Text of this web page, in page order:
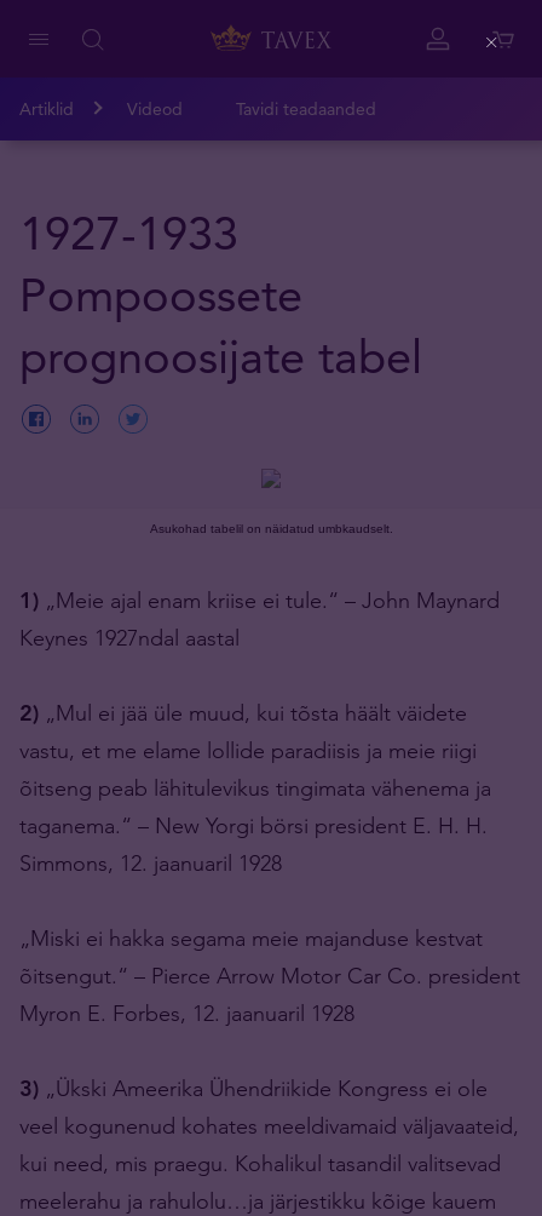
Artiklid Videod Tavidi teadaanded
1927-1933
Pompoossete
prognoosijate tabel
Asukohad tabelil on näidatud umbkaudselt.
1) „Meie ajal enam kriise ei tule.“ – John Maynard
Keynes 1927ndal aastal
2) „Mul ei jää üle muud, kui tõsta häält väidete
vastu, et me elame lollide paradiisis ja meie riigi
õitseng peab lähitulevikus tingimata vähenema ja
taganema.“ – New Yorgi börsi president E. H. H.
Simmons, 12. jaanuaril 1928
„Miski ei hakka segama meie majanduse kestvat
õitsengut.“ – Pierce Arrow Motor Car Co. president
Myron E. Forbes, 12. jaanuaril 1928
3) „Ükski Ameerika Ühendriikide Kongress ei ole
veel kogunenud kohates meeldivamaid väljavaateid,
kui need, mis praegu. Kohalikul tasandil valitsevad
meelerahu ja rahulolu…ja järjestikku kõige kauem
Close